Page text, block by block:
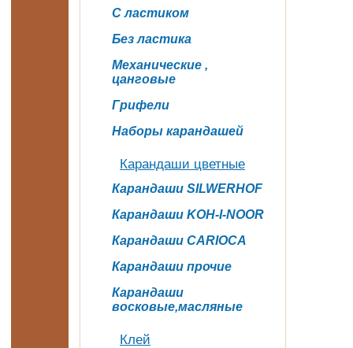
С ластиком
Без ластика
Механические ,
цанговые
Грифели
Наборы карандашей
Карандаши цветные
Карандаши SILWERHOF
Карандаши KOH-I-NOOR
Карандаши CARIOCA
Карандаши прочие
Карандаши
восковые,масляные
Клей